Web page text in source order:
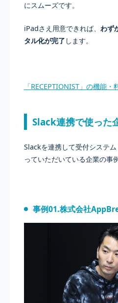
にスムーズです。
iPadさえ用意できれば、 わず
タル化が完了 します。
「RECEPTIONIST」の機能
Slack連携で使った
Slackを連携して受付システ
っていただいている企業の事
事例01.株式会社